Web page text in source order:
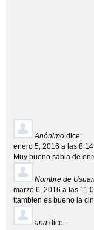
Anónimo dice:
enero 5, 2016 a las
Muy bueno.sabia de
Nombre de
marzo 6, 2016 a las
ttambien es bueno la
ana dice: